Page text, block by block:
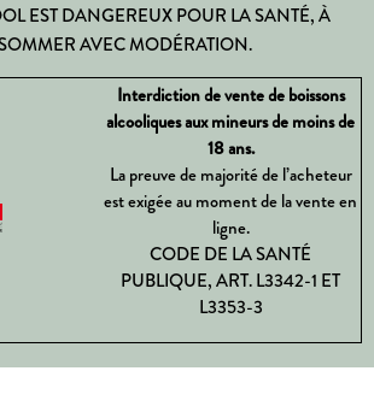
EST DANGEREUX POUR LA SANTÉ, À
AVEC MODÉRATION.
Interdiction de vente de boissons
alcooliques aux mineurs de moins de
18 ans.
La preuve de majorité de l’acheteur
est exigée au moment de la vente en
ligne.
CODE DE LA SANTÉ
PUBLIQUE, ART. L3342-1 ET
L3353-3